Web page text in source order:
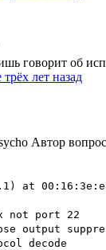
говорит об
трёх лет назад
Автор
at
not port 22
output
decode